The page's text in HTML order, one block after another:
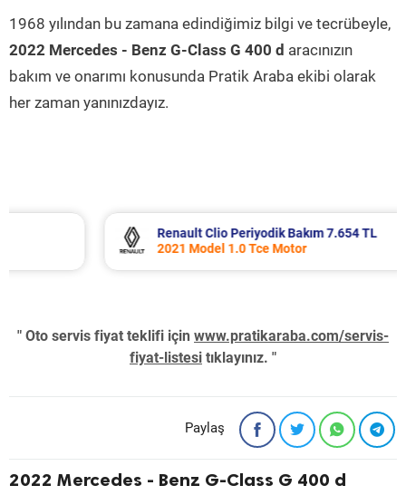
1968 yılından bu zamana edindiğimiz bilgi ve tecrübeyle,
2022 Mercedes - Benz G-Class G 400 d aracınızın
bakım ve onarımı konusunda Pratik Araba ekibi olarak
her zaman yanınızdayız.
Renault Clio Periyodik Bakım 7.654 TL
2021 Model 1.0 Tce Motor
" Oto servis fiyat teklifi için www.pratikaraba.com/servis-
fiyat-listesi tıklayınız. "
Paylaş
2022 Mercedes - Benz G-Class G 400 d